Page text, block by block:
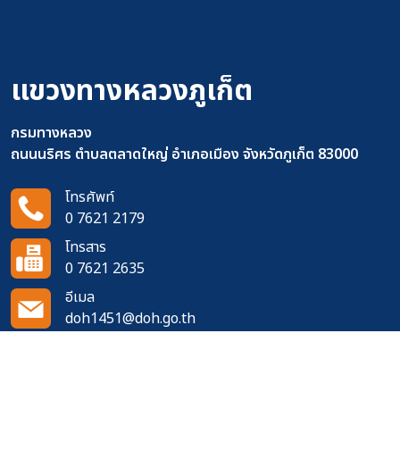
แขวงทางหลวงภูเก็ต
กรมทางหลวง
ถนนนริศร ตำบลตลาดใหญ่ อำเภอเมือง จังหวัดภูเก็ต 83000
โทรศัพท์
0 7621 2179
โทรสาร
0 7621 2635
อีเมล
doh1451@doh.go.th